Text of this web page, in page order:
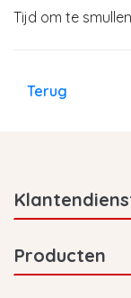
Tijd om te
Terug
Producten